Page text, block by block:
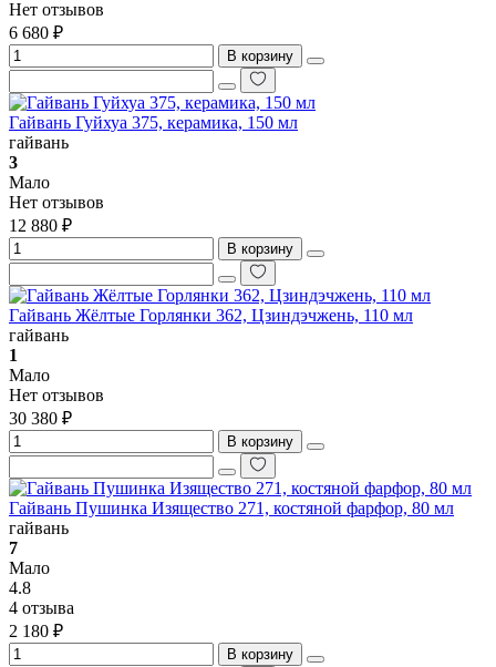
Нет отзывов
6 680 ₽
В корзину
Гайвань Гуйхуа 375, керамика, 150 мл
гайвань
3
Мало
Нет отзывов
12 880 ₽
В корзину
Гайвань Жёлтые Горлянки 362, Цзиндэчжень, 110 мл
гайвань
1
Мало
Нет отзывов
30 380 ₽
В корзину
Гайвань Пушинка Изящество 271, костяной фарфор, 80 мл
гайвань
7
Мало
4.8
4 отзыва
2 180 ₽
В корзину